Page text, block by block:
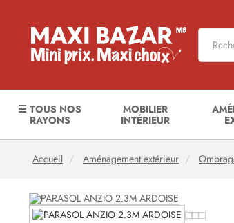
☰ TOUS NOS
RAYONS
MOBILIER
INTÉRIEUR
Accueil Aménagement extérieur